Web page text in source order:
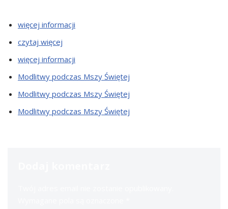
więcej informacji
czytaj więcej
więcej informacji
Modlitwy podczas Mszy Świętej
Modlitwy podczas Mszy Świętej
Modlitwy podczas Mszy Świętej